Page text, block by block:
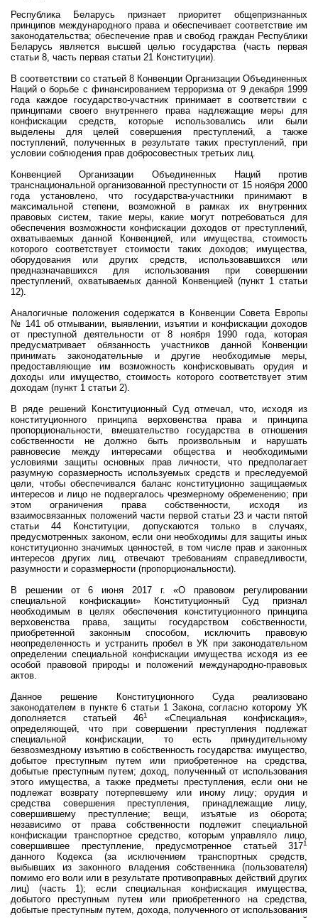
Республика Беларусь признает приоритет общепризнанных
принципов международного права и обеспечивает соответствие им
законодательства; обеспечение прав и свобод граждан Республики
Беларусь является высшей целью государства (часть первая
статьи 8, часть первая статьи 21 Конституции).
В соответствии со статьей 8 Конвенции Организации Объединенных
Наций о борьбе с финансированием терроризма от 9 декабря 1999
года каждое государство-участник принимает в соответствии с
принципами своего внутреннего права надлежащие меры для
конфискации средств, которые использовались или были
выделены для целей совершения преступлений, а также
поступлений, полученных в результате таких преступлений, при
условии соблюдения прав добросовестных третьих лиц.
Конвенцией Организации Объединенных Наций против
транснациональной организованной преступности от 15 ноября 2000
года установлено, что государства-участники принимают в
максимальной степени, возможной в рамках их внутренних
правовых систем, такие меры, какие могут потребоваться для
обеспечения возможности конфискации доходов от преступлений,
охватываемых данной Конвенцией, или имущества, стоимость
которого соответствует стоимости таких доходов; имущества,
оборудования или других средств, использовавшихся или
предназначавшихся для использования при совершении
преступлений, охватываемых данной Конвенцией (пункт 1 статьи
12).
Аналогичные положения содержатся в Конвенции Совета Европы
№ 141 об отмывании, выявлении, изъятии и конфискации доходов
от преступной деятельности от 8 ноября 1990 года, которая
предусматривает обязанность участников данной Конвенции
принимать законодательные и другие необходимые меры,
предоставляющие им возможность конфисковывать орудия и
доходы или имущество, стоимость которого соответствует этим
доходам (пункт 1 статьи 2).
В ряде решений Конституционный Суд отмечал, что,исходя из
конституционного принципа верховенства права и принципа
пропорциональности, вмешательство государства в отношения
собственности не должно быть произвольным и нарушать
равновесие между интересами общества и необходимыми
условиями защиты основных прав личности, что предполагает
разумную соразмерность используемых средств и преследуемой
цели, чтобы обеспечивался баланс конституционно защищаемых
интересов и лицо не подвергалось чрезмерному обременению; при
этом ограничения права собственности, исходя из
взаимосвязанных положений части первой статьи 23 и части пятой
статьи 44 Конституции, допускаются только в случаях,
предусмотренных законом, если они необходимы для защиты иных
конституционно значимых ценностей, в том числе прав и законных
интересов других лиц, отвечают требованиям справедливости,
разумности и соразмерности (пропорциональности).
В решении от 6 июня 2017 г. «О правовом регулировании
специальной конфискации» Конституционный Суд признал
необходимым в целях обеспечения конституционного принципа
верховенства права, защиты государством собственности,
приобретенной законным способом, исключить правовую
неопределенность и устранить пробел в УК при законодательном
определении специальной конфискации имущества исходя из ее
особой правовой природы и положений международно-правовых
актов.
Данное решение Конституционного Суда реализовано
законодателем в пункте 6 статьи 1 Закона, согласно которому УК
дополняется статьей 461
«Специальная конфискация»,
определяющей, что при совершении преступления подлежат
специальной конфискации, то есть принудительному
безвозмездному изъятию в собственность государства: имущество,
добытое преступным путем или приобретенное на средства,
добытые преступным путем; доход, полученный от использования
этого имущества, а также предметы преступления, если они не
подлежат возврату потерпевшему или иному лицу; орудия и
средства совершения преступления, принадлежащие лицу,
совершившему преступление; вещи, изъятые из оборота;
независимо от права собственности подлежит специальной
конфискации транспортное средство, которым управляло лицо,
совершившее преступление, предусмотренное статьей 3171
данного Кодекса (за исключением транспортных средств,
выбывших из законного владения собственника (пользователя)
помимо его воли или в результате противоправных действий других
лиц) (часть 1); если специальная конфискация имущества,
добытого преступным путем или приобретенного на средства,
добытые преступным путем, дохода, полученного от использования